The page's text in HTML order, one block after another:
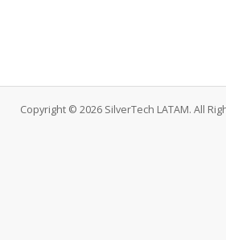
Copyright © 2026 SilverTech LATAM. All